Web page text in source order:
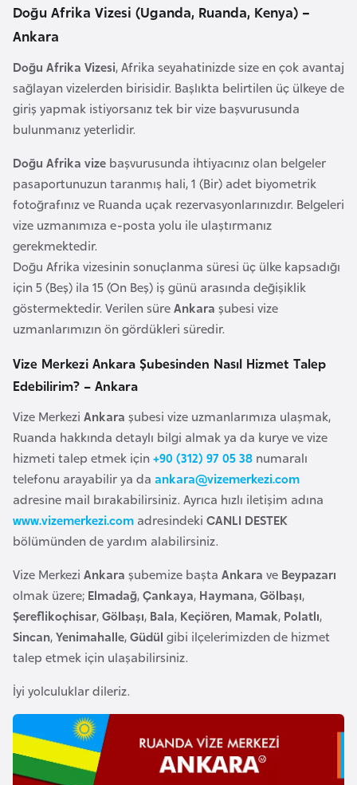
Doğu Afrika Vizesi (Uganda, Ruanda, Kenya) –
Ankara
Doğu Afrika Vizesi, Afrika seyahatinizde size en çok avantaj
sağlayan vizelerden birisidir. Başlıkta belirtilen üç ülkeye de
giriş yapmak istiyorsanız tek bir vize başvurusunda
bulunmanız yeterlidir.
Doğu Afrika vize başvurusunda ihtiyacınız olan belgeler
pasaportunuzun taranmış hali, 1 (Bir) adet biyometrik
fotoğrafınız ve Ruanda uçak rezervasyonlarınızdır. Belgeleri
vize uzmanımıza e-posta yolu ile ulaştırmanız
gerekmektedir.
Doğu Afrika vizesinin sonuçlanma süresi üç ülke kapsadığı
için 5 (Beş) ila 15 (On Beş) iş günü arasında değişiklik
göstermektedir. Verilen süreAnkara şubesi vize
uzmanlarımızın ön gördükleri süredir.
Vize Merkezi Ankara Şubesinden Nasıl Hizmet Talep
Edebilirim? – Ankara
Vize Merkezi Ankara şubesi vize uzmanlarımıza ulaşmak,
Ruanda hakkında detaylı bilgi almak ya da kurye ve vize
hizmeti talep etmek için+90 (312) 97 05 38 numaralı
telefonu arayabilir ya da ankara@vizemerkezi.com
adresine mail bırakabilirsiniz. Ayrıca hızlı iletişim adına
www.vizemerkezi.com adresindeki CANLI DESTEK
bölümünden de yardım alabilirsiniz.
Vize Merkezi Ankara şubemize başta Ankara ve Beypazarı
olmak üzere; Elmadağ,Çankaya, Haymana,Gölbaşı,
Şereflikoçhisar,Gölbaşı, Bala, Keçiören, Mamak, Polatlı,
Sincan,Yenimahalle,Güdül gibi ilçelerimizden de hizmet
talep etmek için ulaşabilirsiniz.
İyi yolculuklar dileriz.
D
e
o
k
r
a
t
i
k
K
o
n
g
o
u
l
g
a
r
i
s
t
a
E
r
m
e
n